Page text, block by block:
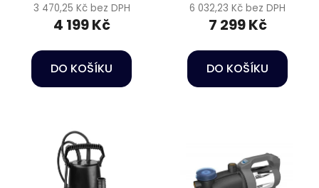
3 470,25 Kč bez DPH
4 199 Kč
DO KOŠÍKU
6 032,23 Kč bez DPH
7 299 Kč
DO KOŠÍKU